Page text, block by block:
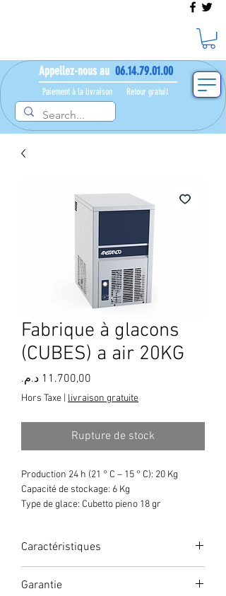
Appellez-nous au 06.14.79.01.00
Paiement à la livraison​ ​ Retour gratuit
Fabrique à glacons
(CUBES) a air 20KG
Hors Taxe livraison gratuite
Rupture de stock
Production 24 h (21 ° C – 15 ° C): 20 Kg
Capacité de stockage: 6 Kg
Type de glace: Cubetto pieno 18 gr
Dimensions du glaçon (LxPxH):
33×30 millimètre
Caractéristiques
Dimensions 365x495x595 500W
Garantie